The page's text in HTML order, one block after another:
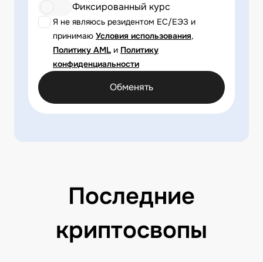
Я не являюсь резидентом ЕС/ЕЭЗ и
принимаю Условия использования,
Политику AML и Политику
конфиденциальности
Фиксированный курс
Обменять
Последние
криптосвопы